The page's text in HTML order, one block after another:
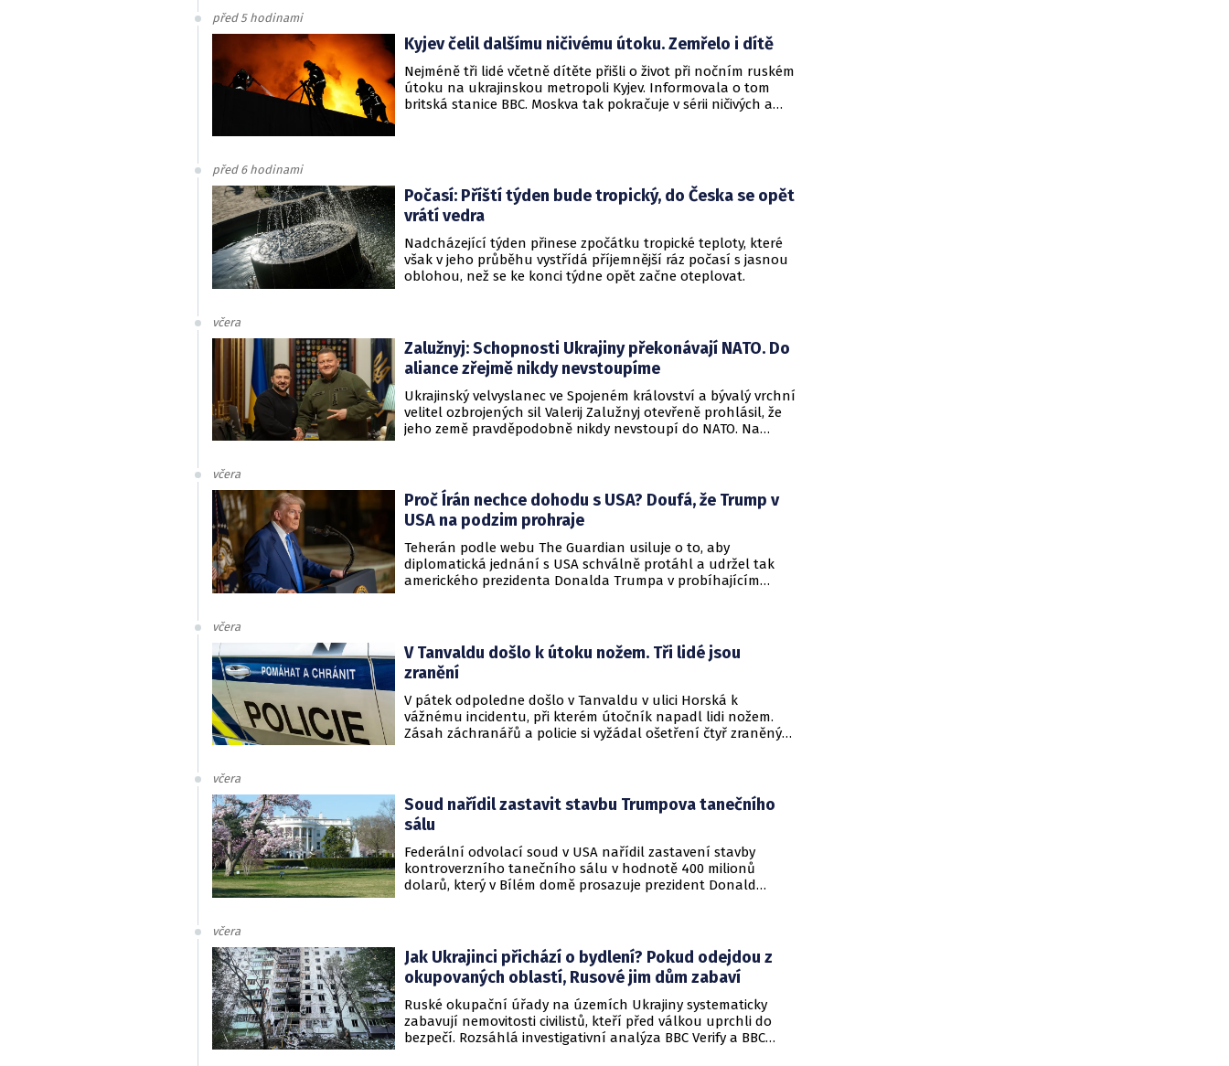
před 5 hodinami
Kyjev čelil dalšímu ničivému útoku. Zemřelo i dítě
Nejméně tři lidé včetně dítěte přišli o život při nočním ruském
útoku na ukrajinskou metropoli Kyjev. Informovala o tom
britská stanice BBC. Moskva tak pokračuje v sérii ničivých a
před 6 hodinami
Počasí: Příští týden bude tropický, do Česka se opět
vrátí vedra
Nadcházející týden přinese zpočátku tropické teploty, které
však v jeho průběhu vystřídá příjemnější ráz počasí s jasnou
oblohou, než se ke konci týdne opět začne oteplovat.
včera
Zalužnyj: Schopnosti Ukrajiny překonávají NATO. Do
aliance zřejmě nikdy nevstoupíme
Ukrajinský velvyslanec ve Spojeném království a bývalý vrchní
velitel ozbrojených sil Valerij Zalužnyj otevřeně prohlásil, že
jeho země pravděpodobně nikdy nevstoupí do NATO. Na
nedosažitelné.
včera
Proč Írán nechce dohodu s USA? Doufá, že Trump v
USA na podzim prohraje
Teherán podle webu The Guardian usiluje o to, aby
diplomatická jednání s USA schválně protáhl a udržel tak
amerického prezidenta Donalda Trumpa v probíhajícím
rukojmími za prezidenta Jimmyho Cartera.
včera
V Tanvaldu došlo k útoku nožem. Tři lidé jsou
zranění
V pátek odpoledne došlo v Tanvaldu v ulici Horská k
vážnému incidentu, při kterém útočník napadl lidi nožem.
Zásah záchranářů a policie si vyžádal ošetření čtyř zraněných
včera
Soud nařídil zastavit stavbu Trumpova tanečního
sálu
Federální odvolací soud v USA nařídil zastavení stavby
kontroverzního tanečního sálu v hodnotě 400 milionů
dolarů, který v Bílém domě prosazuje prezident Donald
včera
Jak Ukrajinci přichází o bydlení? Pokud odejdou z
okupovaných oblastí, Rusové jim dům zabaví
Ruské okupační úřady na územích Ukrajiny systematicky
zabavují nemovitosti civilistů, kteří před válkou uprchli do
bezpečí. Rozsáhlá investigativní analýza BBC Verify a BBC